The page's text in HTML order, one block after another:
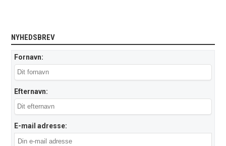
NYHEDSBREV
Fornavn:
Efternavn:
E-mail adresse: